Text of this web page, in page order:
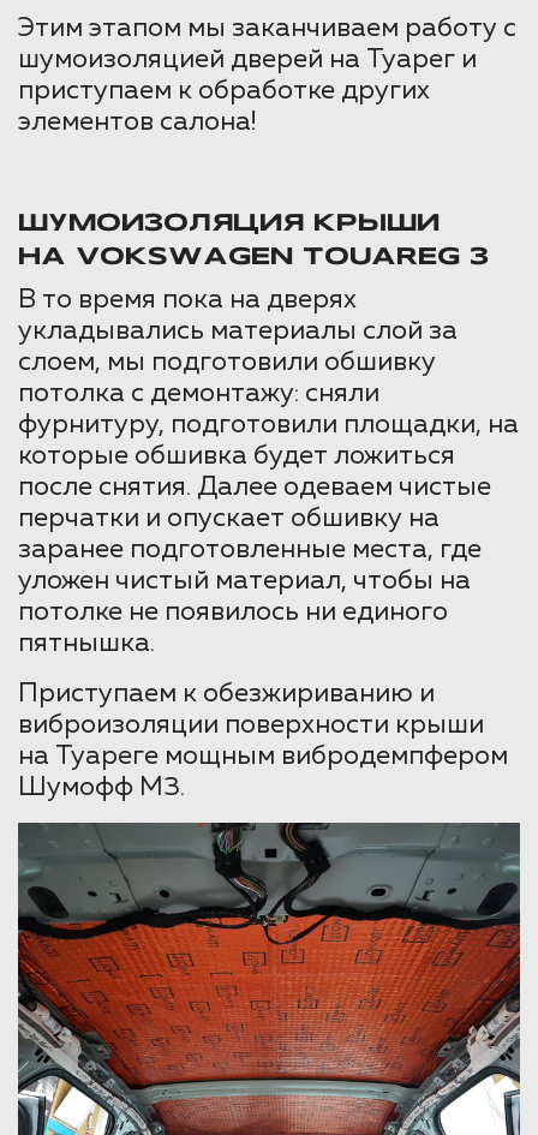
Этим этапом мы заканчиваем работу с
шумоизоляцией дверей на Туарег и
приступаем к обработке других
элементов салона!
ШУМОИЗОЛЯЦИЯ КРЫШИ
НА VOKSWAGEN TOUAREG 3
В то время пока на дверях
укладывались материалы слой за
слоем, мы подготовили обшивку
потолка с демонтажу: сняли
фурнитуру, подготовили площадки, на
которые обшивка будет ложиться
после снятия. Далее одеваем чистые
перчатки и опускает обшивку на
заранее подготовленные места, где
уложен чистый материал, чтобы на
потолке не появилось ни единого
пятнышка.
Приступаем к обезжириванию и
виброизоляции поверхности крыши
на Туареге мощным вибродемпфером
Шумофф М3.